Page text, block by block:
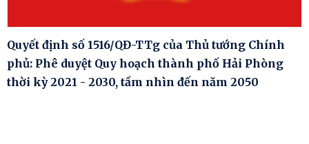
Quyết định số 1516/QĐ-TTg của Thủ tướng Chính
phủ: Phê duyệt Quy hoạch thành phố Hải Phòng
thời kỳ 2021 - 2030, tầm nhìn đến năm 2050